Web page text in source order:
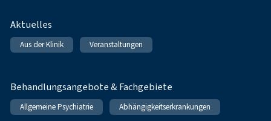
Fußnavigation
Aktuelles
Aus der Klinik Veranstaltungen
Behandlungsangebote & Fachgebiete
Allgemeine Psychiatrie Abhängigkeitserkrankungen